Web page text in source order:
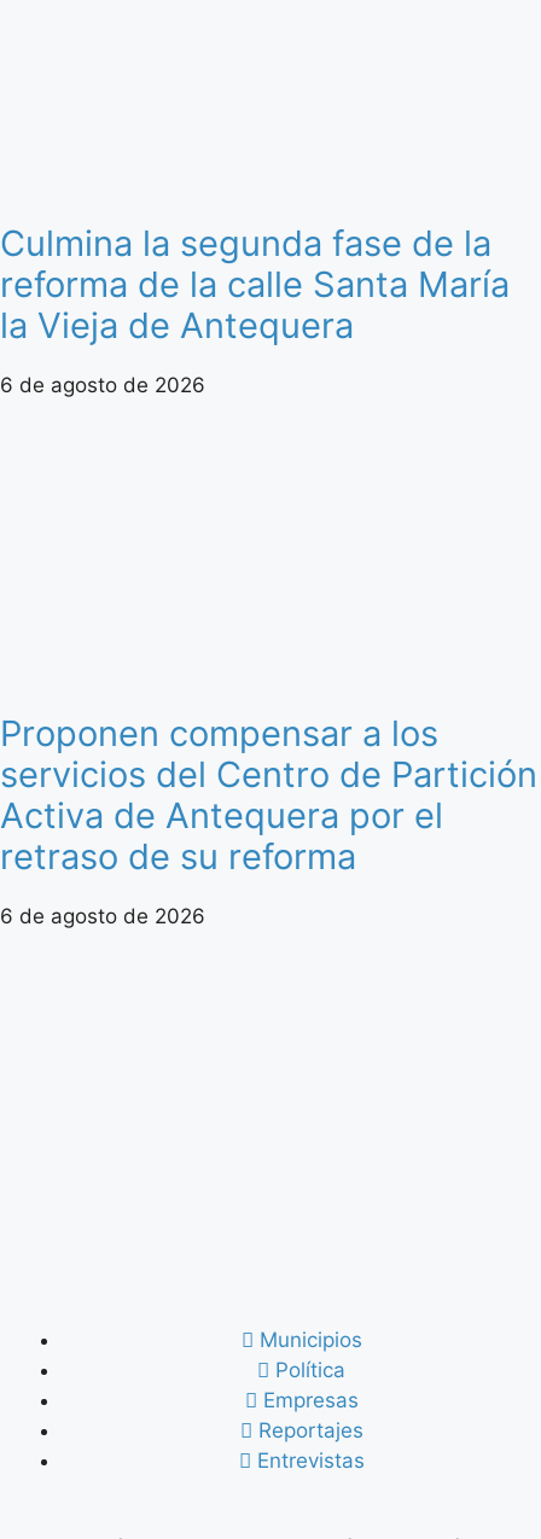
Culmina la segunda fase de la
reforma de la calle Santa María
la Vieja de Antequera
6 de agosto de 2026
Proponen compensar a los
servicios del Centro de Partición
Activa de Antequera por el
retraso de su reforma
6 de agosto de 2026
Municipios
Política
Empresas
Reportajes
Entrevistas